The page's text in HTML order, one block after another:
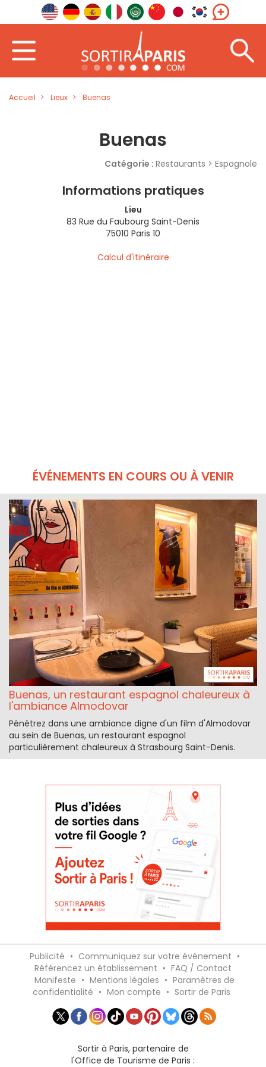
Accueil Lieux Buenas
Buenas
Catégorie : Restaurants > Espagnole
Informations pratiques
Lieu
83 Rue du Faubourg Saint-Denis
75010 Paris 10
Calcul d'itinéraire
ÉVÉNEMENTS EN COURS OU À VENIR
Buenas, un restaurant espagnol chaleureux à
l'ambiance Almodovar
Pénétrez dans une ambiance digne d'un film d'Almodovar
au sein de Buenas, un restaurant espagnol
particulièrement chaleureux à Strasbourg Saint-Denis.
Publicité • Communiquez sur votre événement •
Référencez un établissement • FAQ / Contact
Manifeste • Mentions légales • Paramètres de
confidentialité • Mon compte • Sortir de Paris
Sortir à Paris, partenaire de
l'Office de Tourisme de Paris :